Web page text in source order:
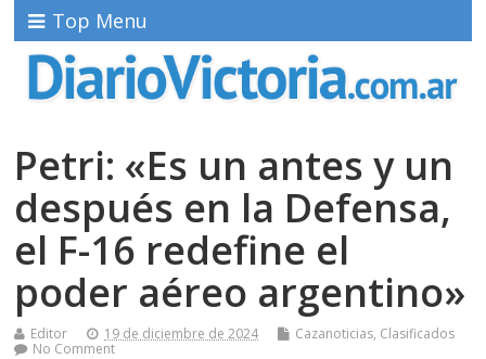
Top Menu
Petri: «Es un antes y un
después en la Defensa,
el F-16 redefine el
poder aéreo argentino»
Editor 19 de diciembre de 2024 Cazanoticias, Clasificados
No Comment